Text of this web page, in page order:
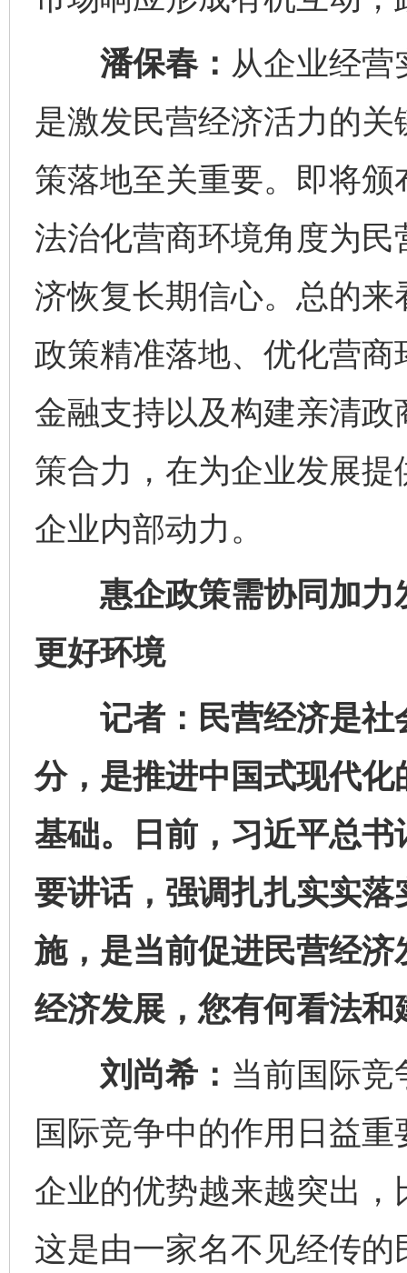
潘保春： 从企业经
是激发民营经济活力的
策落地至关重要。即将
法治化营商环境角度为
济恢复长期信心。总的
政策精准落地、优化营
金融支持以及构建亲清
策合力，在为企业发展
企业内部动力。
惠企政策需协同加力
更好环境
记者：民营经济是社
分，是推进中国式现代
基础。日前，习近平总
要讲话，强调扎扎实实
施，是当前促进民营经
经济发展，您有何看法和
刘尚希： 当前国际竞
国际竞争中的作用日益
企业的优势越来越突出
这是由一家名不见经传